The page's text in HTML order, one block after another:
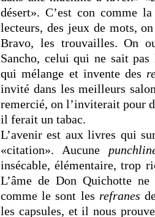
désert». C’est con comme
lecteurs, des jeux de mots,
Bravo, les trouvailles. On
Sancho, celui qui ne sait
qui mélange et invente des
invité dans les meilleurs
remercié, on l’inviterait pour
il ferait un tabac.
L’avenir est aux livres qui
«citation». Aucune
insécable, élémentaire, trop
L’âme de Don Quichotte
comme le sont les refranes
les capsules, et il nous